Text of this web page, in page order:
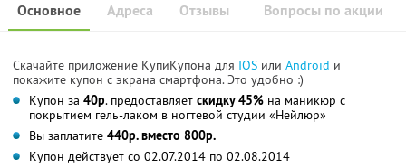
Основное Отзывы Вопросы по акции
Адреса
Скачайте приложение КупиКупона для IOS или Android и
покажите купон с экрана смартфона. Это удобно :)
Купон за 40р. предоставляет скидку 45% на маникюр с
покрытием гель-лаком в ногтевой студии «Нейлюр»
Вы заплатите 440р. вместо 800р.
Купон действует со 02.07.2014 по 02.08.2014